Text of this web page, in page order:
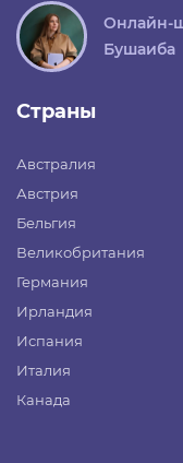
Онлайн-
Бушаиба
Страны
Австралия
Австрия
Бельгия
Великобритания
Германия
Ирландия
Испания
Италия
Канада